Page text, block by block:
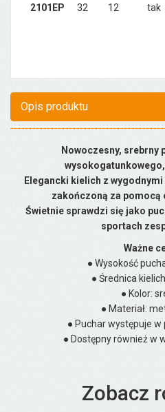
2101EP 32 12 tak
Opis produktu
Nowoczesny, srebrny
Elegancki kielich z
zakończoną za
Świetnie sprawdzi się jako
sportach
Ważne
● Wysokość
● Średnica
● Kolor:
● Materiał:
● Puchar występuje
● Dostępny również w
Zobacz